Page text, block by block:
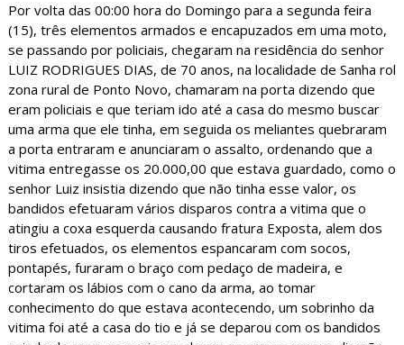
Por volta das 00:00 hora do Domingo para a segunda feira
(15), três elementos armados e encapuzados em uma moto,
se passando por policiais, chegaram na residência do senhor
LUIZ RODRIGUES DIAS, de 70 anos, na localidade de Sanha rol
zona rural de Ponto Novo, chamaram na porta dizendo que
eram policiais e que teriam ido até a casa do mesmo buscar
uma arma que ele tinha, em seguida os meliantes quebraram
a porta entraram e anunciaram o assalto, ordenando que a
vitima entregasse os 20.000,00 que estava guardado, como o
senhor Luiz insistia dizendo que não tinha esse valor, os
bandidos efetuaram vários disparos contra a vitima que o
atingiu a coxa esquerda causando fratura Exposta, alem dos
tiros efetuados, os elementos espancaram com socos,
pontapés, furaram o braço com pedaço de madeira, e
cortaram os lábios com o cano da arma, ao tomar
conhecimento do que estava acontecendo, um sobrinho da
vitima foi até a casa do tio e já se deparou com os bandidos